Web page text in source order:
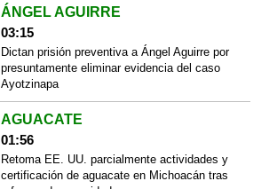
ÁNGEL AGUIRRE
03:15
Dictan prisión preventiva a Ángel Aguirre por
presuntamente eliminar evidencia del caso
Ayotzinapa
AGUACATE
01:56
Retoma EE. UU. parcialmente actividades y
certificación de aguacate en Michoacán tras